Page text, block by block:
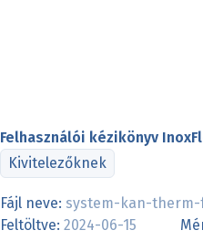
Felhasználói kézikönyv
Kivitelezőknek
Fájl neve: system-kan-therm-
Feltöltve: 2024-06-15